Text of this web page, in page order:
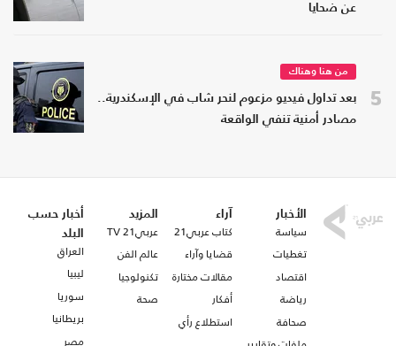
عن ضحايا
5
من هنا وهناك
بعد تداول فيديو مزعوم لنحر شاب في الإسكندرية..
مصادر أمنية تنفي الواقعة
الأخبار
سياسة
تغطيات
اقتصاد
رياضة
صحافة
آراء
كتاب عربي21
قضايا وآراء
مقالات مختارة
أفكار
استطلاع رأي
المزيد
عربي21 TV
عالم الفن
تكنولوجيا
صحة
أخبار حسب
البلد
العراق
ليبيا
سوريا
بريطانيا
مصر